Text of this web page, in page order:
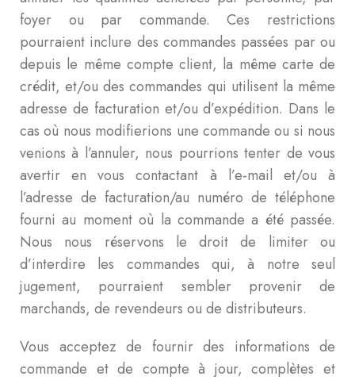
foyer ou par commande. Ces restrictions
pourraient inclure des commandes passées par ou
depuis le même compte client, la même carte de
crédit, et/ou des commandes qui utilisent la même
adresse de facturation et/ou d’expédition. Dans le
cas où nous modifierions une commande ou si nous
venions à l’annuler, nous pourrions tenter de vous
avertir en vous contactant à l’e-mail et/ou à
l’adresse de facturation/au numéro de téléphone
fourni au moment où la commande a été passée.
Nous nous réservons le droit de limiter ou
d’interdire les commandes qui, à notre seul
jugement, pourraient sembler provenir de
marchands, de revendeurs ou de distributeurs.
Vous acceptez de fournir des informations de
commande et de compte à jour, complètes et